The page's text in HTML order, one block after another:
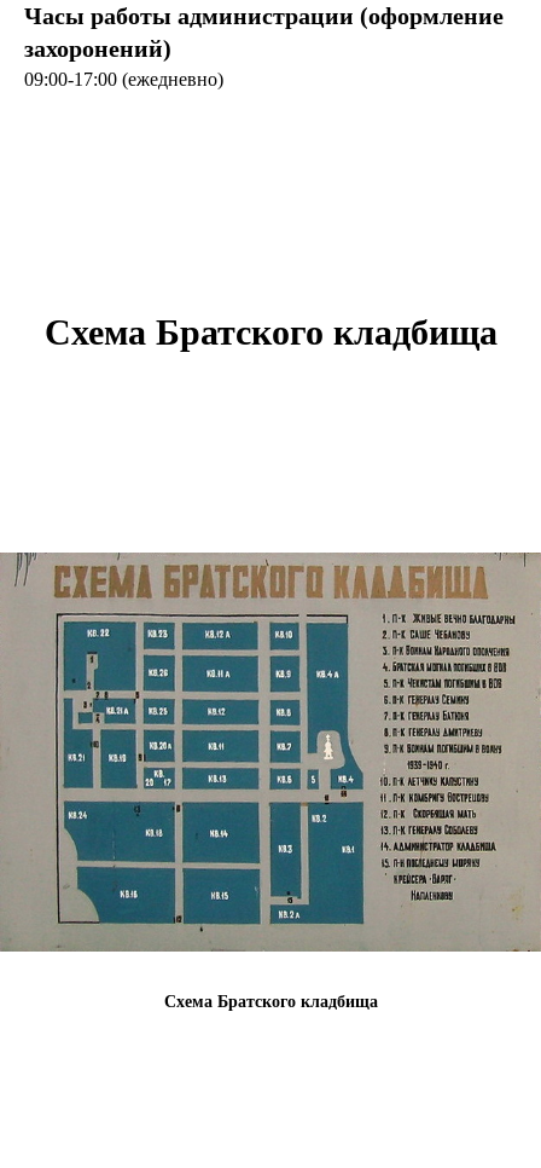
Часы работы администрации (оформление
захоронений)
09:00-17:00 (ежедневно)
Схема Братского кладбища
Схема Братского кладбища